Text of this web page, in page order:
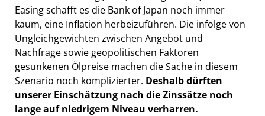
Easing schafft es die Bank of Japan noch immer
kaum, eine Inflation herbeizuführen. Die infolge von
Ungleichgewichten zwischen Angebot und
Nachfrage sowie geopolitischen Faktoren
gesunkenen Ölpreise machen die Sache in diesem
Szenario noch komplizierter. Deshalb dürften
unserer Einschätzung nach die Zinssätze noch
lange auf niedrigem Niveau verharren.